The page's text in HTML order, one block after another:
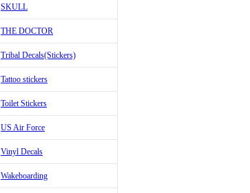
SKULL
THE DOCTOR
Tribal Decals(Stickers)
Tattoo stickers
Toilet Stickers
US Air Force
Vinyl Decals
Wakeboarding